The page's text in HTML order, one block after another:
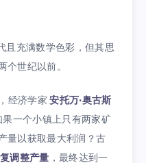
且充满数学色彩，但其思
世纪以前。
经济学家安托万·奥古斯
一个小镇上只有两家矿
量以获取最大利润？古
调整产量 ，最终达到一